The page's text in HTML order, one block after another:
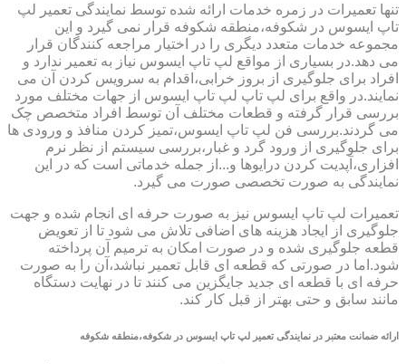
تنها تعمیرات در زمره خدمات ارائه شده توسط نمایندگی تعمیر لپ
تاپ ایسوس در شکوفه،منطقه شکوفه قرار نمی گیرد و این
مجموعه خدمات متعدد دیگری را در اختیار مراجعه کنندگان قرار
می دهد.در بسیاری از مواقع لپ تاپ ایسوس نیاز به تعمیر ندارد و
افراد برای جلوگیری از بروز خرابی،اقدام به سرویس کردن آن می
نمایند.در واقع برای لپ تاپ لپ تاپ ایسوس از جهات مختلف مورد
بررسی قرار گرفته و قطعات مختلف آن توسط افراد متخصص چک
می گردند.بررسی فن لپ تاپ ایسوس،تمیز کردن منافذ و ورودی ها
برای جلوگیری از ورود گرد و غبار،بررسی سیستم از نظر نرم
افزاری،آپدیت کردن درایوها و...از جمله خدماتی است که در این
نمایندگی به صورت تخصصی صورت می گیرد.
تعمیرات لپ تاپ ایسوس نیز به صورت حرفه ای انجام شده و جهت
جلوگیری از ایجاد هزینه های اضافی تلاش می شود تا از تعویض
قطعه جلوگیری شده و در صورت امکان به ترمیم آن پرداخته
شود.اما در صورتی که قطعه ای قابل تعمیر نباشد،آن را به صورت
حرفه ای با قطعه ای جدید جایگزین می کنند تا در نهایت دستگاه
مانند سابق و حتی بهتر از قبل کار کند.
ارائه ضمانت معتبر در نمایندگی تعمیر لپ تاپ ایسوس در شکوفه،منطقه شکوفه